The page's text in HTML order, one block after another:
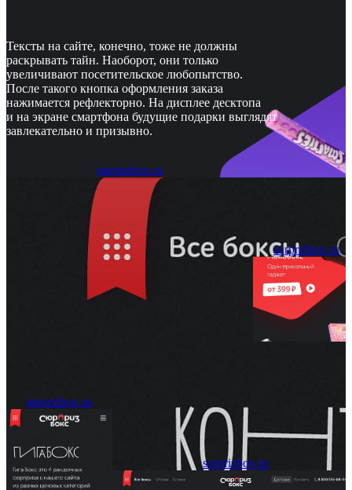
Тексты на сайте, конечно, тоже не должны
раскрывать тайн. Наоборот, они только
увеличивают посетительское любопытство.
После такого кнопка оформления заказа
нажимается рефлекторно. На дисплее десктопа
и на экране смартфона будущие подарки выглядят
завлекательно и призывно.
surprizbox.ru
surprizbox.ru
surprizbox.ru
surprizbox.ru